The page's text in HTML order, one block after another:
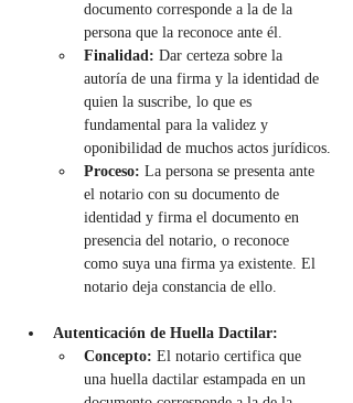
documento corresponde a la de la
persona que la reconoce ante él.
Finalidad: Dar certeza sobre la
autoría de una firma y la identidad de
quien la suscribe, lo que es
fundamental para la validez y
oponibilidad de muchos actos jurídicos.
Proceso: La persona se presenta ante
el notario con su documento de
identidad y firma el documento en
presencia del notario, o reconoce
como suya una firma ya existente. El
notario deja constancia de ello.
Autenticación de Huella Dactilar:
Concepto: El notario certifica que
una huella dactilar estampada en un